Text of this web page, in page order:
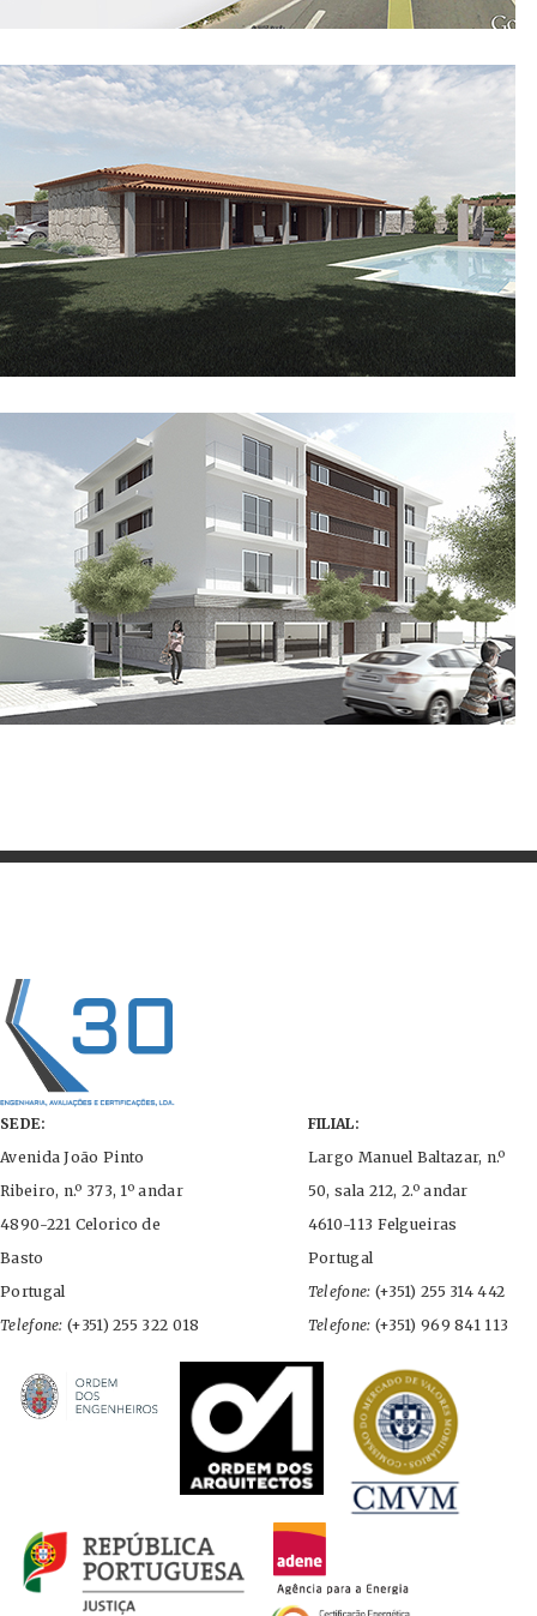
SEDE:
Avenida João Pinto
Ribeiro, n.º 373, 1º andar
4890-221 Celorico de
Basto
Portugal
Telefone: (+351) 255 322 018
FILIAL:
Largo Manuel Baltazar, n.º
50, sala 212, 2.º andar
4610-113 Felgueiras
Portugal
Telefone: (+351) 255 314 442
Telefone: (+351) 969 841 113